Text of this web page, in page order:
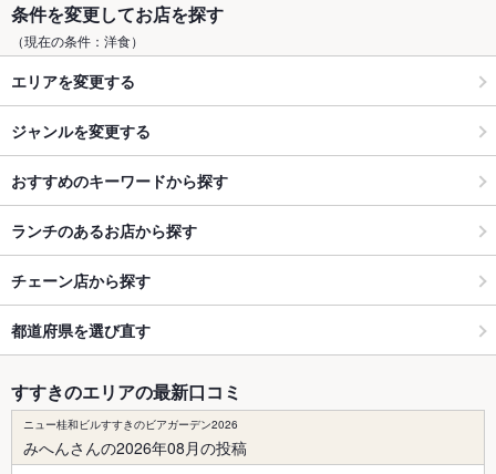
条件を変更してお店を探す
（現在の条件：洋食）
エリアを変更する
ジャンルを変更する
おすすめのキーワードから探す
ランチのあるお店から探す
チェーン店から探す
都道府県を選び直す
すすきのエリアの最新口コミ
ニュー桂和ビルすすきのビアガーデン2026
みへんさんの2026年08月の投稿